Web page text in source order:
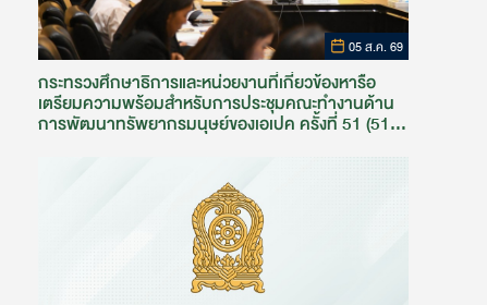
05 ส.ค. 69
กระทรวงศึกษาธิการและหน่วยงานที่เกี่ยวข้องหารือ
เตรียมความพร้อมสำหรับการประชุมคณะทำงานด้าน
การพัฒนาทรัพยากรมนุษย์ของเอเปค ครั้งที่ 51 (51st